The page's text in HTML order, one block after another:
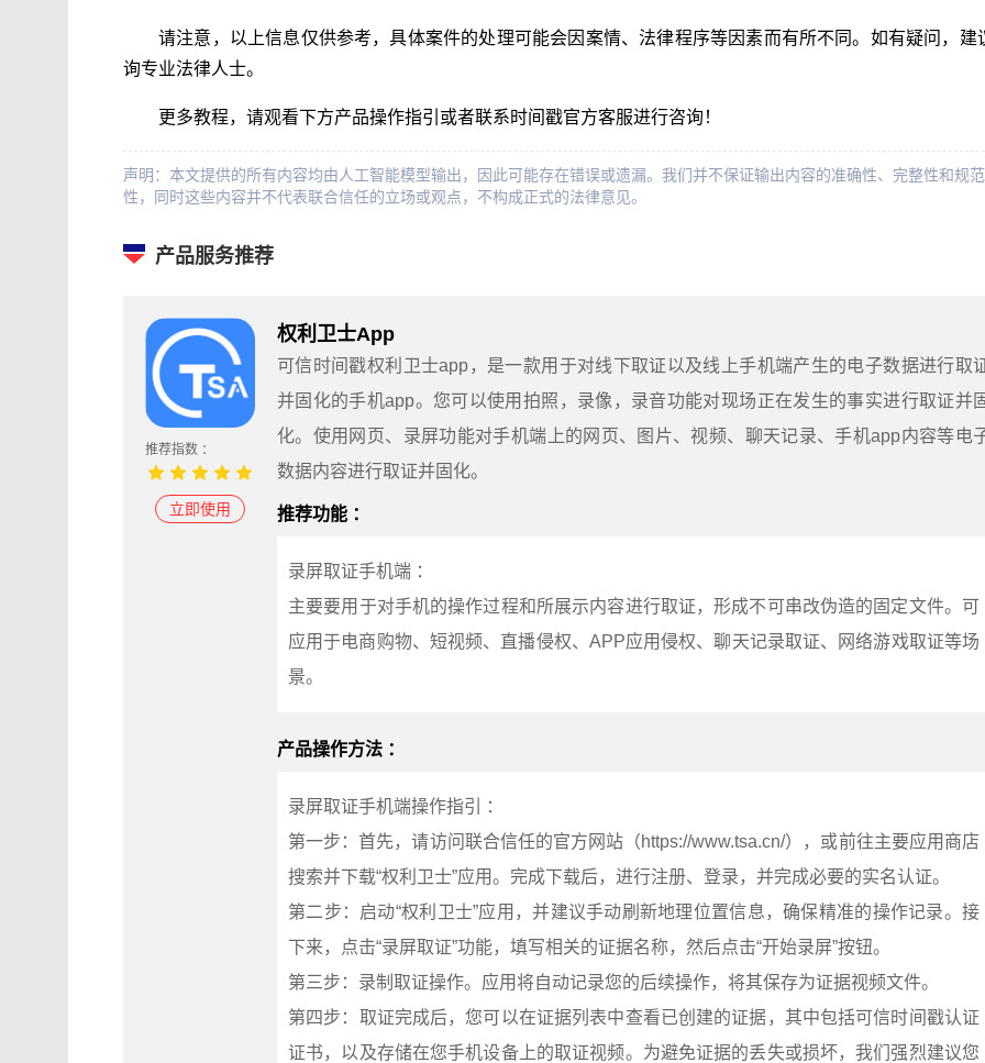
请注意，以上信息仅供参考，具体案件的处理可能会因案情、法律程序等因素而有所不同。如有疑问，建
询专业法律人士。
更多教程，请观看下方产品操作指引或者联系时间戳官方客服进行咨询！
声明：本文提供的所有内容均由人工智能模型输出，因此可能存在错误或遗漏。我们并不保证输出内容的准确性、完整性和规范
性，同时这些内容并不代表联合信任的立场或观点，不构成正式的法律意见。
产品服务推荐
推荐指数 ：
立即使用
权利卫士App
可信时间戳权利卫士app，是一款用于对线下取证以及线上手机端产生的电子数据进行取
并固化的手机app。您可以使用拍照，录像，录音功能对现场正在发生的事实进行取证并
化。使用网页、录屏功能对手机端上的网页、图片、视频、聊天记录、手机app内容等电
数据内容进行取证并固化。
推荐功能 ：
录屏取证手机端 ：
主要要用于对手机的操作过程和所展示内容进行取证，形成不可串改伪造的固定文件。可
应用于电商购物、短视频、直播侵权、APP应用侵权、聊天记录取证、网络游戏取证等场
景。
产品操作方法 ：
录屏取证手机端操作指引 ：
第一步：首先，请访问联合信任的官方网站（https://www.tsa.cn/），或前往主要应用商店
搜索并下载“权利卫士”应用。完成下载后，进行注册、登录，并完成必要的实名认证。
第二步：启动“权利卫士”应用，并建议手动刷新地理位置信息，确保精准的操作记录。接
下来，点击“录屏取证”功能，填写相关的证据名称，然后点击“开始录屏”按钮。
第三步：录制取证操作。应用将自动记录您的后续操作，将其保存为证据视频文件。
第四步：取证完成后，您可以在证据列表中查看已创建的证据，其中包括可信时间戳认证
证书，以及存储在您手机设备上的取证视频。为避免证据的丢失或损坏，我们强烈建议您